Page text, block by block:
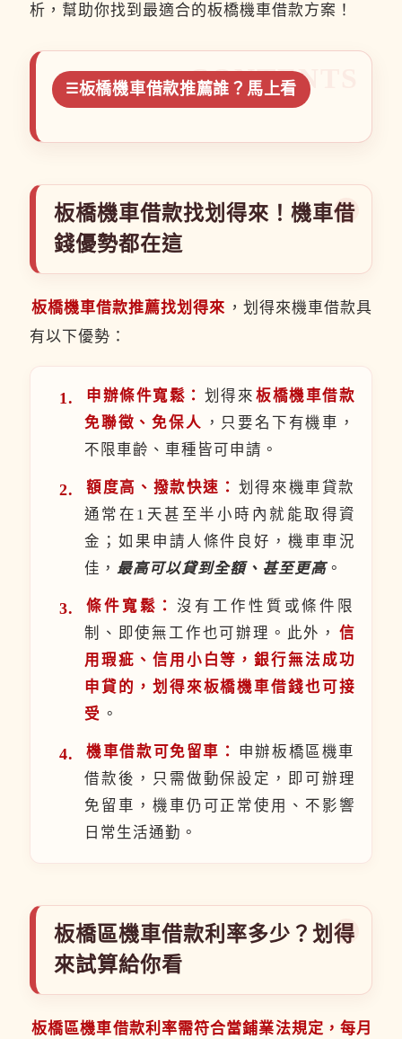
析，幫助你找到最適合的板橋機車借款方案！
板橋機車借款推薦誰？馬上看
板橋機車借款找划得來！機車借
錢優勢都在這
板橋機車借款推薦找划得來 ，划得來機車借款具
有以下優勢：
申辦條件寬鬆： 划得來 板橋機車借款
免聯徵、免保人 ，只要名下有機車，
不限車齡、車種皆可申請。
額度高、撥款快速： 划得來機車貸款
通常在1天甚至半小時內就能取得資
金；如果申請人條件良好，機車車況
佳， 最高可以貸到全額、甚至更高。
條件寬鬆：
沒有工作性質或條件限
制、即使無工作也可辦理。此外， 信
用瑕疵、信用小白等，銀行無法成功
申貸的，划得來板橋機車借錢也可接
受 。
機車借款可免留車：
申辦板橋區機車
借款後，只需做動保設定，即可辦理
免留車，機車仍可正常使用、不影響
日常生活通勤。
板橋區機車借款利率多少？划得
來試算給你看
板橋區機車借款利率需符合當鋪業法規定，每月